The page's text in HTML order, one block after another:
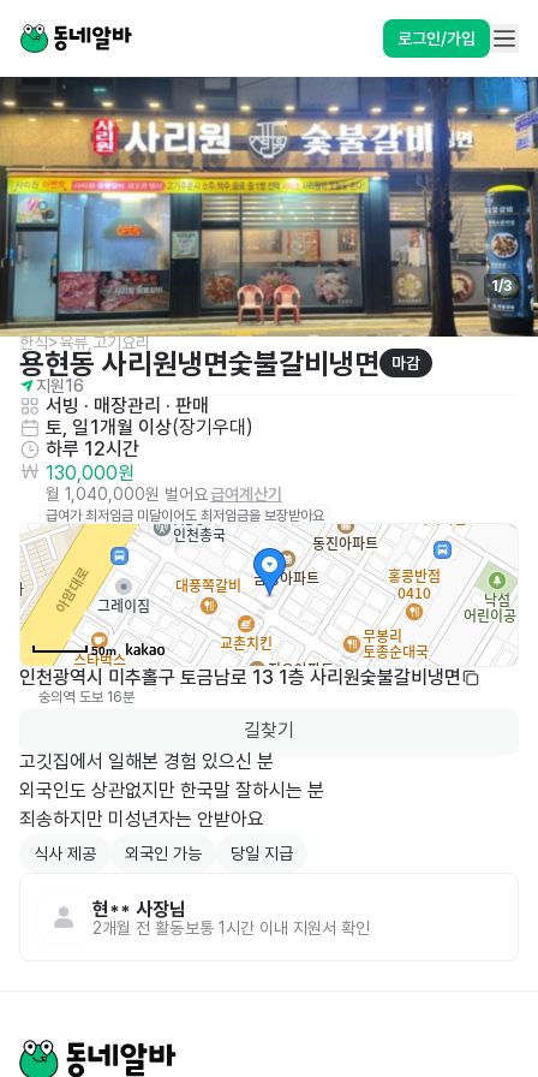
로그인/가입
1/3
한식>육류,고기요리
용현동 사리원냉면숯불갈비냉면
마감
지원16
서빙 · 매장관리 · 판매
토, 일1개월 이상(장기우대 )
하루 12시간
130,000원
월 1,040,000원 벌어요급여계산기
급여가 최저임금 미달이어도 최저임금을 보장받아요
50m
인천광역시 미추홀구 토금남로 13 1층 사리원숯불갈비냉면
숭의역 도보 16분
길찾기
고깃집에서 일해본 경험 있으신 분
외국인도 상관없지만 한국말 잘하시는 분
죄송하지만 미성년자는 안받아요
식사 제공 외국인 가능 당일 지급
현** 사장님
2개월 전 활동보통 1시간 이내 지원서 확인